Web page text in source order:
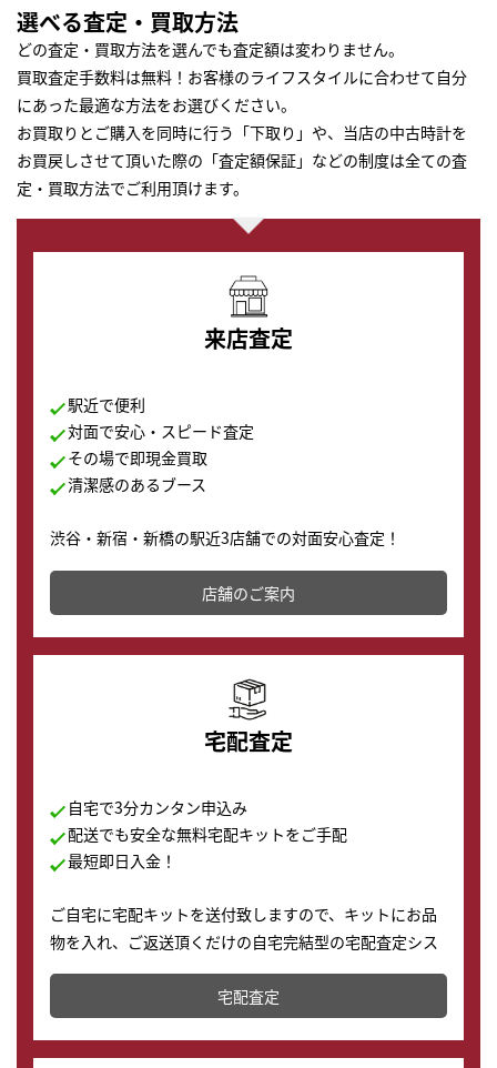
選べる査定・買取方法
どの査定・買取方法を選んでも査定額は変わりません。
買取査定手数料は無料！お客様のライフスタイルに合わせて自分
にあった最適な方法をお選びください。
お買取りとご購入を同時に行う「下取り」や、当店の中古時計を
お買戻しさせて頂いた際の「査定額保証」などの制度は全ての査
定・買取方法でご利用頂けます。
来店査定
駅近で便利
対面で安心・スピード査定
その場で即現金買取
清潔感のあるブース
渋谷・新宿・新橋の駅近3店舗での対面安心査定！
その場で現金買取致します。渋谷本店では、時計販売の
店舗を併設しており、下取りに出してお得に新しい時計
の購入もできます♪
店舗のご案内
宅配査定
自宅で3分カンタン申込み
配送でも安全な無料宅配キットをご手配
最短即日入金！
ご自宅に宅配キットを送付致しますので、キットにお品
物を入れ、ご返送頂くだけの自宅完結型の宅配査定シス
テムです。
配送でも簡単&安全に査定・買取に出すことが可能で
す。
宅配査定